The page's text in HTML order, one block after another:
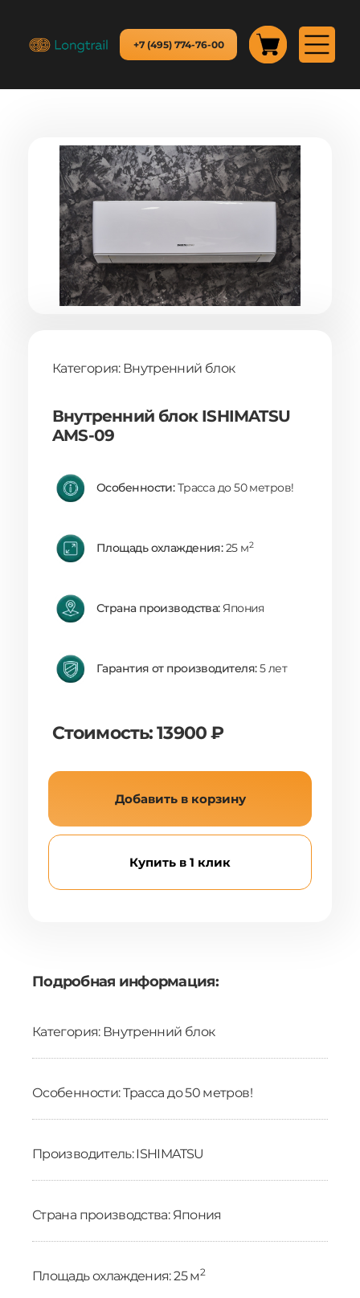
+7 (495) 774-76-00
Категория: Внутренний блок
Внутренний блок ISHIMATSU
AMS-09
Особенности:Трасса до 50 метров!
Площадь охлаждения:25 м2
Страна производства:Япония
Гарантия от производителя:5 лет
Стоимость: 13900 ₽
Добавить в корзину
Купить в 1 клик
Подробная информация:
Категория: Внутренний блок
Особенности: Трасса до 50 метров!
Производитель: ISHIMATSU
Страна производства: Япония
Площадь охлаждения: 25 м2